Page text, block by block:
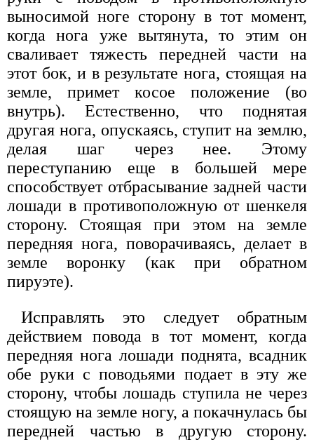
выносимой ноге сторону в тот момент,
когда нога уже вытянута, то этим он
сваливает тяжесть передней части на
этот бок, и в результате нога, стоящая на
земле, примет косое положение (во
внутрь). Естественно, что поднятая
другая нога, опускаясь, ступит на землю,
делая шаг через нее. Этому
переступанию еще в большей мере
способствует отбрасывание задней части
лошади в противоположную от шенкеля
сторону. Стоящая при этом на земле
передняя нога, поворачиваясь, делает в
земле воронку (как при обратном
пируэте).
Исправлять это следует обратным
действием повода в тот момент, когда
передняя нога лошади поднята, всадник
обе руки с поводьями подает в эту же
сторону, чтобы лошадь ступила не через
стоящую на земле ногу, а покачнулась бы
передней частью в другую сторону.